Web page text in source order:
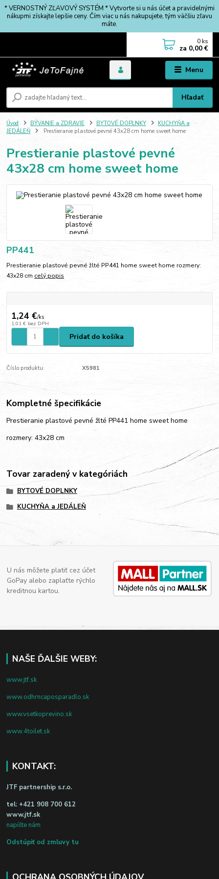
* VERNOSTNÝ ZĽAVOVÝ SYSTÉM * Vytvorte si u nás účet a pravidelnými
nákupmi získajte lepšie ceny. Čím viac u nás nakupujete, tým väčšiu zľavu
máte.
Menu
Hľadať
0 ks
za 0,00 €
Úvod BÝVANIE a ZDRAVIE BYTOVÉ DOPLNKY
KUCHYŇA a
JEDÁLEŇ
Prestieranie plastové pevné 43x28 cm home sweet home
Prestieranie plastové pevné
43x28 cm home sweet home
PP441
Prestieranie plastové pevné žlté PP441 home sweet home rozmery:
43x28 cm celý popis
1,24 €/ks
1,01 € bez DPH
Pridať do košíka
Číslo produktu: X5981
Kompletné špecifikácie
Prestieranie plastové pevné žlté PP441 home sweet home
rozmery: 43x28 cm
Tovar zaradený v kategóriách
BYTOVÉ DOPLNKY
KUCHYŇA a JEDÁLEŇ
U nás môžete platiť cez účet
GoPay alebo zaplaťte rýchlo
kreditnou kartou.
NAŠE ĎALŠIE WEBY:
www.jtf.sk
www.odhrncaposparadlo.sk
www.vsetkoprevino.sk
www.4toilet.sk
KONTAKT:
JTF partnership s.r.o.
tel: +421 908 700 612
www.jtf.sk
napíšte nám
Odstúpiť od zmluvy tu